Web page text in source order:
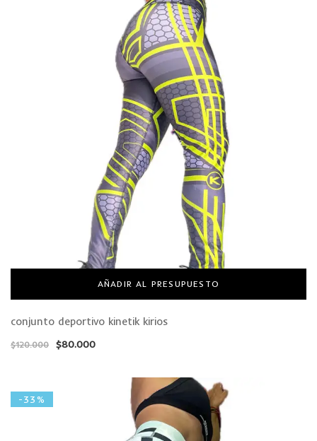
AÑADIR AL PRESUPUESTO
conjunto deportivo kinetik kirios
$120.000 $80.000
-33%